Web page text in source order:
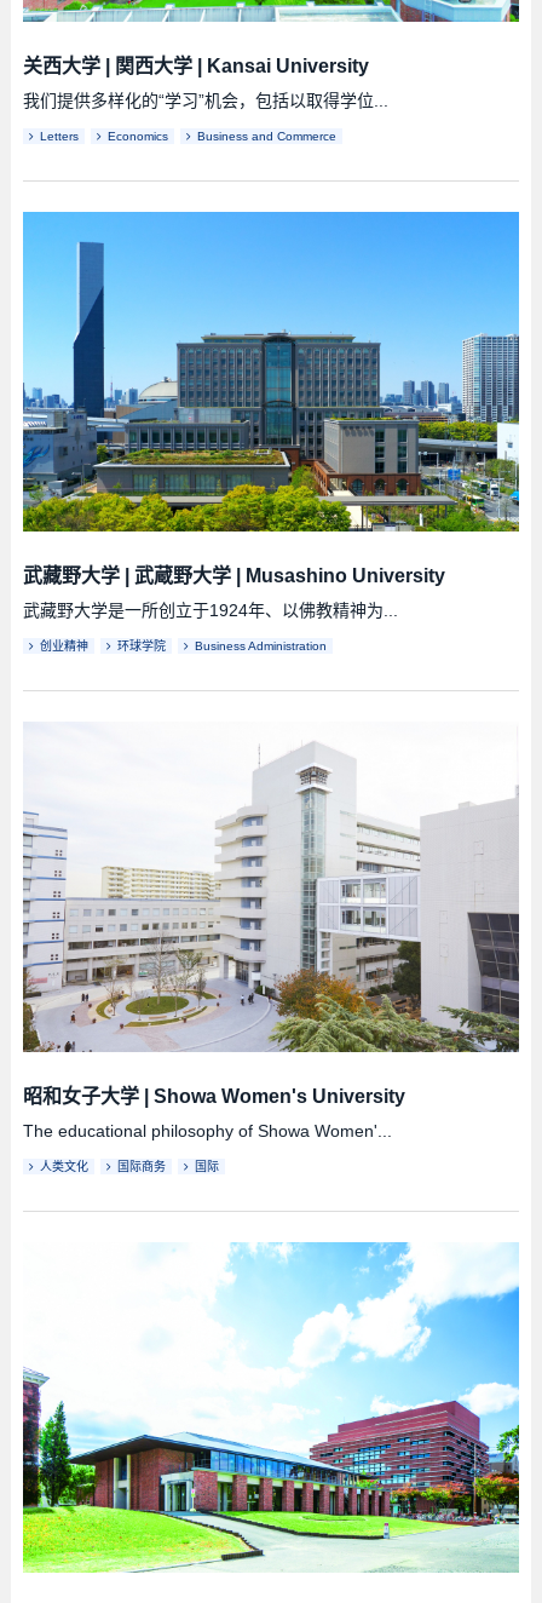
关西大学| 関西大学| Kansai University
我们提供多样化的“学习”机会，包括以取得学位...
Letters Economics Business and Commerce
武藏野大学| 武蔵野大学| Musashino University
武藏野大学是一所创立于1924年、以佛教精神为...
创业精神 环球学院 Business Administration
昭和女子大学| Showa Women's University
The educational philosophy of Showa Women'...
人类文化 国际商务 国际